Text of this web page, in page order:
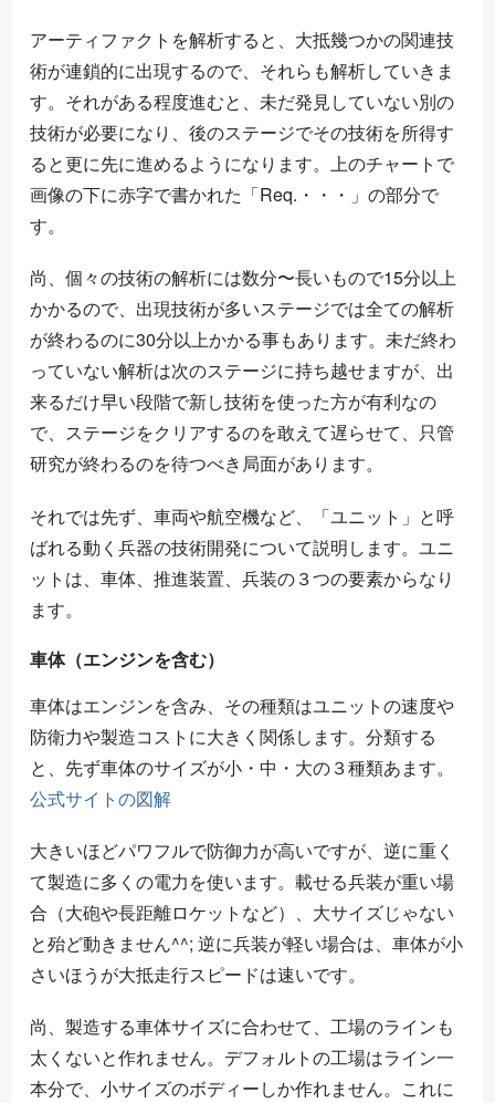
アーティファクトを解析すると、大抵幾つかの関連技
術が連鎖的に出現するので、それらも解析していきま
す。それがある程度進むと、未だ発見していない別の
技術が必要になり、後のステージでその技術を所得す
ると更に先に進めるようになります。上のチャートで
画像の下に赤字で書かれた「Req.・・・」の部分で
す。
尚、個々の技術の解析には数分〜長いもので15分以上
かかるので、出現技術が多いステージでは全ての解析
が終わるのに30分以上かかる事もあります。未だ終わ
っていない解析は次のステージに持ち越せますが、出
来るだけ早い段階で新し技術を使った方が有利なの
で、ステージをクリアするのを敢えて遅らせて、只管
研究が終わるのを待つべき局面があります。
それでは先ず、車両や航空機など、「ユニット」と呼
ばれる動く兵器の技術開発について説明します。ユニ
ットは、車体、推進装置、兵装の３つの要素からなり
ます。
車体（エンジンを含む）
車体はエンジンを含み、その種類はユニットの速度や
防衛力や製造コストに大きく関係します。分類する
と、先ず車体のサイズが小・中・大の３種類あます。
公式サイトの図解
大きいほどパワフルで防御力が高いですが、逆に重く
て製造に多くの電力を使います。載せる兵装が重い場
合（大砲や長距離ロケットなど）、大サイズじゃない
と殆ど動きません^^; 逆に兵装が軽い場合は、車体が小
さいほうが大抵走行スピードは速いです。
尚、製造する車体サイズに合わせて、工場のラインも
太くないと作れません。デフォルトの工場はライン一
本分で、小サイズのボディーしか作れません。これに